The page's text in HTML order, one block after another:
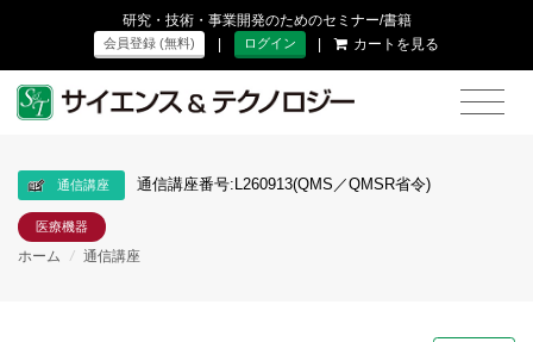
研究・技術・事業開発のためのセミナー/書籍
会員登録 (無料) | ログイン | カートを見る
通信講座 通信講座番号:L260913(QMS／QMSR省令)
医療機器
ホーム / 通信講座